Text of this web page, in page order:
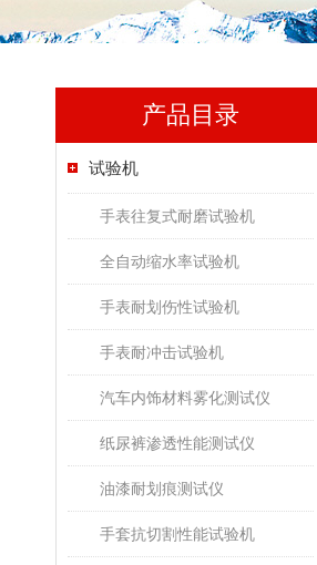
产品目录
试验机
手表往复式耐磨试验机
全自动缩水率试验机
手表耐划伤性试验机
手表耐冲击试验机
汽车内饰材料雾化测试仪
纸尿裤渗透性能测试仪
油漆耐划痕测试仪
手套抗切割性能试验机